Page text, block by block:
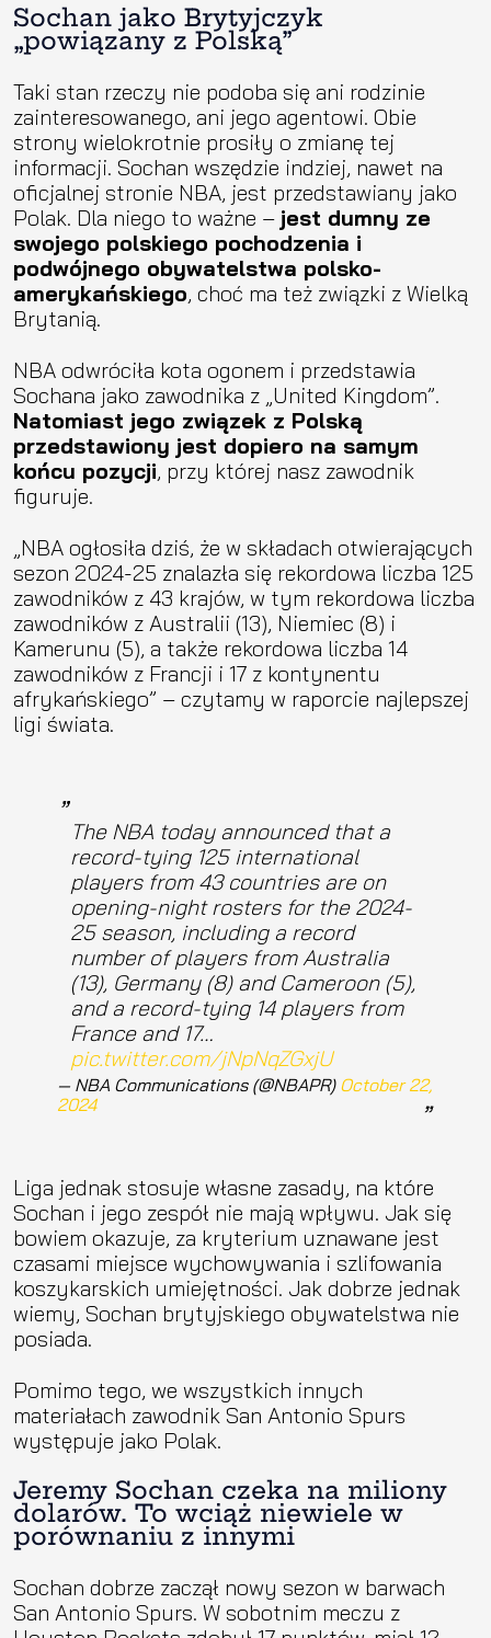
Sochan jako Brytyjczyk
„powiązany z Polską”
Taki stan rzeczy nie podoba się ani rodzinie
zainteresowanego, ani jego agentowi. Obie
strony wielokrotnie prosiły o zmianę tej
informacji. Sochan wszędzie indziej, nawet na
oficjalnej stronie NBA, jest przedstawiany jako
Polak. Dla niego to ważne – jest dumny ze
swojego polskiego pochodzenia i
podwójnego obywatelstwa polsko-
amerykańskiego, choć ma też związki z Wielką
Brytanią.
NBA odwróciła kota ogonem i przedstawia
Sochana jako zawodnika z „United Kingdom”.
Natomiast jego związek z Polską
przedstawiony jest dopiero na samym
końcu pozycji, przy której nasz zawodnik
figuruje.
„NBA ogłosiła dziś, że w składach otwierających
sezon 2024-25 znalazła się rekordowa liczba 125
zawodników z 43 krajów, w tym rekordowa liczba
zawodników z Australii (13), Niemiec (8) i
Kamerunu (5), a także rekordowa liczba 14
zawodników z Francji i 17 z kontynentu
afrykańskiego” – czytamy w raporcie najlepszej
ligi świata.
The NBA today announced that a
record-tying 125 international
players from 43 countries are on
opening-night rosters for the 2024-
25 season, including a record
number of players from Australia
(13), Germany (8) and Cameroon (5),
and a record-tying 14 players from
France and 17…
pic.twitter.com/jNpNqZGxjU
— NBA Communications (@NBAPR) October 22,
2024
Liga jednak stosuje własne zasady, na które
Sochan i jego zespół nie mają wpływu. Jak się
bowiem okazuje, za kryterium uznawane jest
czasami miejsce wychowywania i szlifowania
koszykarskich umiejętności. Jak dobrze jednak
wiemy, Sochan brytyjskiego obywatelstwa nie
posiada.
Pomimo tego, we wszystkich innych
materiałach zawodnik San Antonio Spurs
występuje jako Polak.
Jeremy Sochan czeka na miliony
dolarów. To wciąż niewiele w
porównaniu z innymi
Sochan dobrze zaczął nowy sezon w barwach
San Antonio Spurs. W sobotnim meczu z